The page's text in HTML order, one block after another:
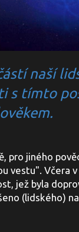
naší
s tímto
pro jiného
vestu". Včera
jež byla
(lidského)